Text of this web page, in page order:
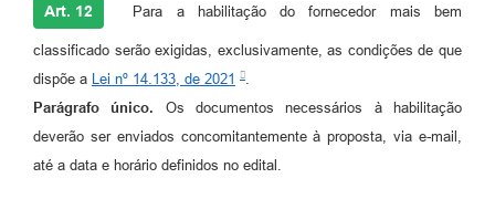
Art. 12 Para a habilitação do fornecedor mais bem
classificado serão exigidas, exclusivamente, as condições de que
dispõe a Lei nº 14.133, de 2021
.
Parágrafo único. Os documentos necessários à habilitação
deverão ser enviados concomitantemente à proposta, via e-mail,
até a data e horário definidos no edital.